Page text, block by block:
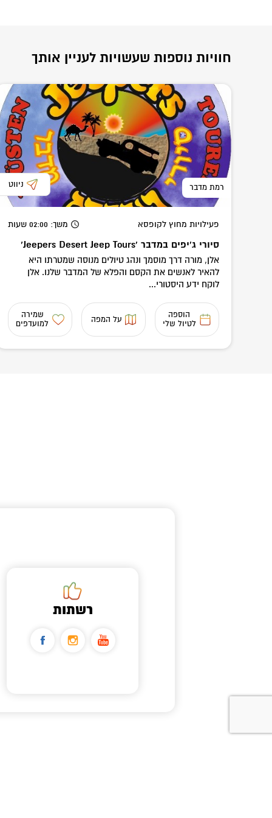
חוויות נוספות שעשויות לעניין אותך
רמת מדבר ניווט
פעילויות מחוץ לקופסא משך: 02:00 שעות
סיורי ג'יפים במדבר 'Jeepers Desert Jeep Tours’
אלן, מורה דרך מוסמך ונהג טיולים מנוסה שמטרתו היא
להאיר לאנשים את הקסם והפלא של המדבר שלנו. אלן
לוקח ידע היסטורי...
הוספה
לטיול שלי
על המפה
שמירה
למועדפים
רשתות